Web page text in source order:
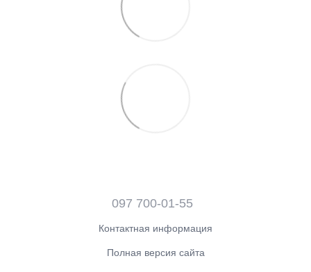
097 700-01-55
Контактная информация
Полная версия сайта